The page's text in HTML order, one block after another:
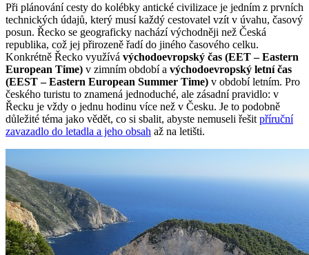
Při plánování cesty do kolébky antické civilizace je jedním z prvních
technických údajů, který musí každý cestovatel vzít v úvahu, časový
posun. Řecko se geograficky nachází východněji než Česká
republika, což jej přirozeně řadí do jiného časového celku.
Konkrétně Řecko využívá východoevropský čas (EET – Eastern
European Time) v zimním období a východoevropský letní čas
(EEST – Eastern European Summer Time) v období letním. Pro
českého turistu to znamená jednoduché, ale zásadní pravidlo: v
Řecku je vždy o jednu hodinu více než v Česku. Je to podobně
důležité téma jako vědět, co si sbalit, abyste nemuseli řešit příruční
zavazadlo do letadla a jeho obsah až na letišti.